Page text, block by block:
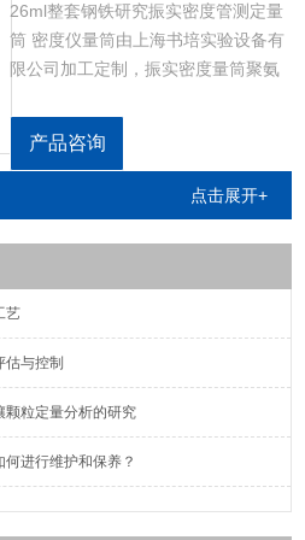
26ml整套钢铁研究振实密度管测定量
筒 密度仪量筒由上海书培实验设备有
限公司加工定制，振实密度量筒聚氨
产品咨询
点击展开+
艺
与控制
颗粒定量分析的研究
进行维护和保养？